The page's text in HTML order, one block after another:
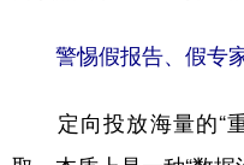
警惕假报告、假专
定向投放海量的“重